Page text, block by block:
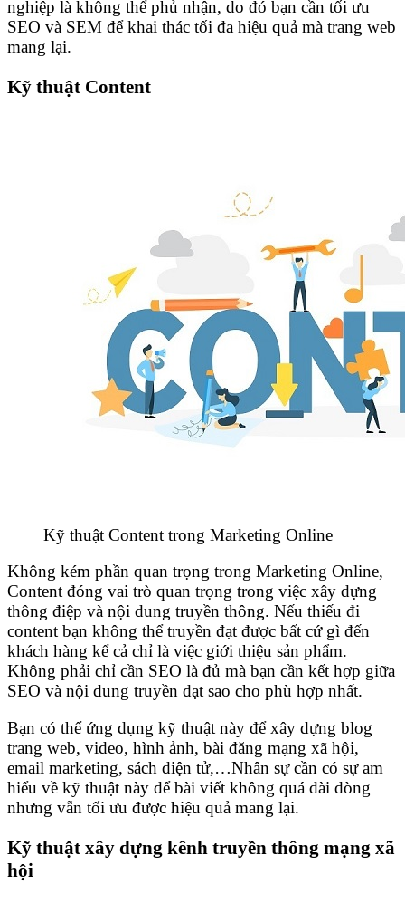
nghiệp là không thể phủ nhận, do đó bạn cần tối ưu
SEO và SEM để khai thác tối đa hiệu quả mà trang web
mang lại.
Kỹ thuật Content
Kỹ thuật Content trong Marketing Online
Không kém phần quan trọng trong Marketing Online,
Content đóng vai trò quan trọng trong việc xây dựng
thông điệp và nội dung truyền thông. Nếu thiếu đi
content bạn không thể truyền đạt được bất cứ gì đến
khách hàng kể cả chỉ là việc giới thiệu sản phẩm.
Không phải chỉ cần SEO là đủ mà bạn cần kết hợp giữa
SEO và nội dung truyền đạt sao cho phù hợp nhất.
Bạn có thể ứng dụng kỹ thuật này để xây dựng blog
trang web, video, hình ảnh, bài đăng mạng xã hội,
email marketing, sách điện tử,…Nhân sự cần có sự am
hiểu về kỹ thuật này để bài viết không quá dài dòng
nhưng vẫn tối ưu được hiệu quả mang lại.
Kỹ thuật xây dựng kênh truyền thông mạng xã
hội